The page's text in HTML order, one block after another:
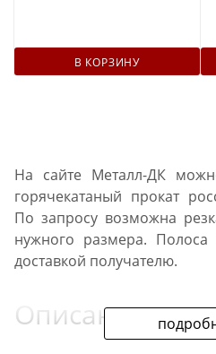
В КОРЗИНУ
На сайте Металл-ДК
горячекатаный прокат
По запросу возможна
нужного размера. Полоса
доставкой получателю.
Описание